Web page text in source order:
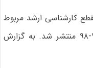
کارشناسی ارشد مربوط
به دانشجویان ورودی سال تحصیلی ۹۷-۹۸ منتشر شد. به گزارش